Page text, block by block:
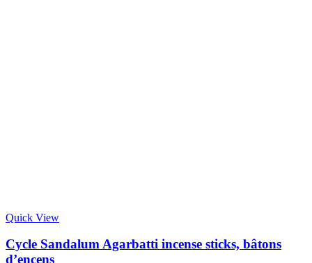
Quick View
Cycle Sandalum Agarbatti incense sticks, bâtons
d’encens